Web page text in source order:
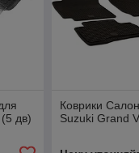
дв)
Коврики
Suzuki Grand